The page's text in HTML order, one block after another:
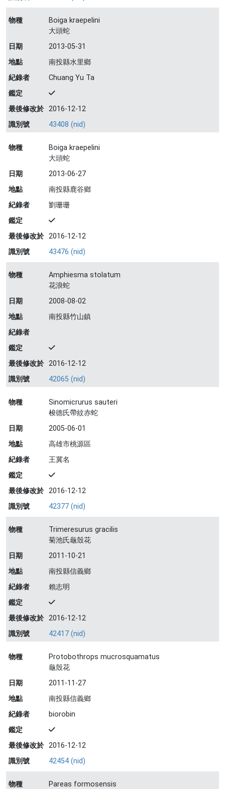
物種
Boiga kraepelini
大頭蛇
日期
2013-05-31
地點
南投縣水里鄉
紀錄者
Chuang Yu Ta
鑑定
最後修改於 2016-12-12
識別號
43408 (nid)
物種
Boiga kraepelini
大頭蛇
日期
2013-06-27
地點
南投縣鹿谷鄉
紀錄者
劉珊珊
鑑定
最後修改於 2016-12-12
識別號
43476 (nid)
物種
Amphiesma stolatum
花浪蛇
日期
2008-08-02
地點
南投縣竹山鎮
紀錄者
鑑定
最後修改於 2016-12-12
識別號
42065 (nid)
物種
Sinomicrurus sauteri
梭德氏帶紋赤蛇
日期
2005-06-01
地點
高雄市桃源區
紀錄者
王冀名
鑑定
最後修改於 2016-12-12
識別號
42377 (nid)
物種
Trimeresurus gracilis
菊池氏龜殼花
日期
2011-10-21
地點
南投縣信義鄉
紀錄者
賴志明
鑑定
最後修改於 2016-12-12
識別號
42417 (nid)
物種
Protobothrops mucrosquamatus
龜殼花
日期
2011-11-27
地點
南投縣信義鄉
紀錄者
biorobin
鑑定
最後修改於 2016-12-12
識別號
42454 (nid)
物種
Pareas formosensis